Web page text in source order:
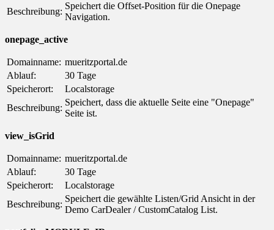
Beschreibung:
Speichert die Offset-Position für die Onepage
Navigation.
onepage_active
Domainname: mueritzportal.de
Ablauf:
30 Tage
Speicherort:
Localstorage
Beschreibung:
Speichert, dass die aktuelle Seite eine "Onepage"
Seite ist.
view_isGrid
Domainname: mueritzportal.de
Ablauf:
30 Tage
Speicherort:
Localstorage
Beschreibung:
Speichert die gewählte Listen/Grid Ansicht in der
Demo CarDealer / CustomCatalog List.